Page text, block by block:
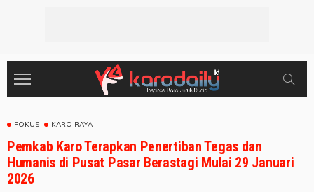
FOKUS KARO RAYA
Pemkab Karo Terapkan Penertiban Tegas dan
Humanis di Pusat Pasar Berastagi Mulai 29 Januari
2026